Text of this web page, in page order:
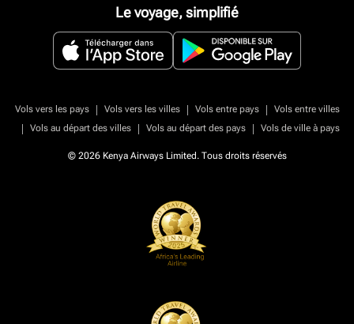
Le voyage, simplifié
Vols vers les pays | Vols vers les villes | Vols entre pays |
Vols entre villes
|
Vols au départ des villes | Vols au départ des pays | Vols de ville à pays
© 2026 Kenya Airways Limited. Tous droits réservés